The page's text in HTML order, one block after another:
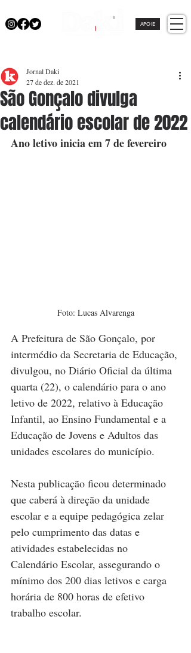
APOIE
São Gonçalo divulga
calendário escolar de 2022
Jornal Daki
27 de dez. de 2021
Ano letivo inicia em 7 de fevereiro
Foto: Lucas Alvarenga
A Prefeitura de São Gonçalo, por
intermédio da Secretaria de Educação,
divulgou, no Diário Oficial da última
quarta (22), o calendário para o ano
letivo de 2022, relativo à Educação
Infantil, ao Ensino Fundamental e a
Educação de Jovens e Adultos das
unidades escolares do município.
Nesta publicação ficou determinado
que caberá à direção da unidade
escolar e a equipe pedagógica zelar
pelo cumprimento das datas e
atividades estabelecidas no
Calendário Escolar, assegurando o
mínimo dos 200 dias letivos e carga
horária de 800 horas de efetivo
trabalho escolar.